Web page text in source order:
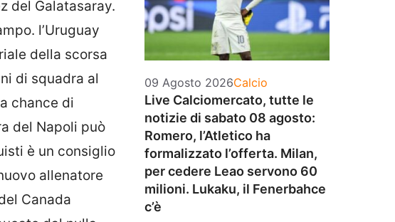
del Galatasaray.
l’Uruguay
della scorsa
di squadra al
chance di
del Napoli può
è un consiglio
allenatore
Canada
09 Agosto 2026Categorie
Calcio
Live Calciomercato, tutte le
notizie di sabato 08 agosto:
Romero, l’Atletico ha
formalizzato l’offerta. Milan,
per cedere Leao servono 60
milioni. Lukaku, il Fenerbahce
c’è